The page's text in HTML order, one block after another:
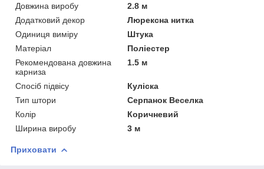
Довжина виробу
2.8 м
Додатковий декор
Люрексна нитка
Одиниця виміру
Штука
Матеріал
Поліестер
Рекомендована довжина
карниза
1.5 м
Спосіб підвісу
Куліска
Тип штори
Серпанок Веселка
Колір
Коричневий
Ширина виробу
3 м
Приховати